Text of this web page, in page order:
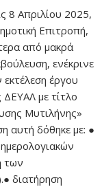
8 Απριλίου 2025,
Επιτροπή,
από μακρά
ενέκρινε
εκτέλεση έργου
ΔΕΥΑΛ με τίτλο
Μυτιλήνης»
αυτή δόθηκε με: ●
των
διατήρηση